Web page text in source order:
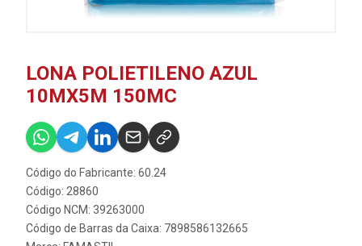
LONA POLIETILENO AZUL
10MX5M 150MC
Código do Fabricante: 60.24
Código: 28860
Código NCM: 39263000
Código de Barras da Caixa: 7898586132665